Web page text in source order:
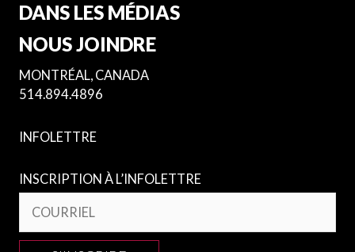
DANS LES MÉDIAS
NOUS JOINDRE
MONTRÉAL, CANADA
514.894.4896
INFOLETTRE
INSCRIPTION À L’INFOLETTRE